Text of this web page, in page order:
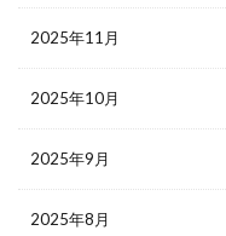
2025年11月
2025年10月
2025年9月
2025年8月